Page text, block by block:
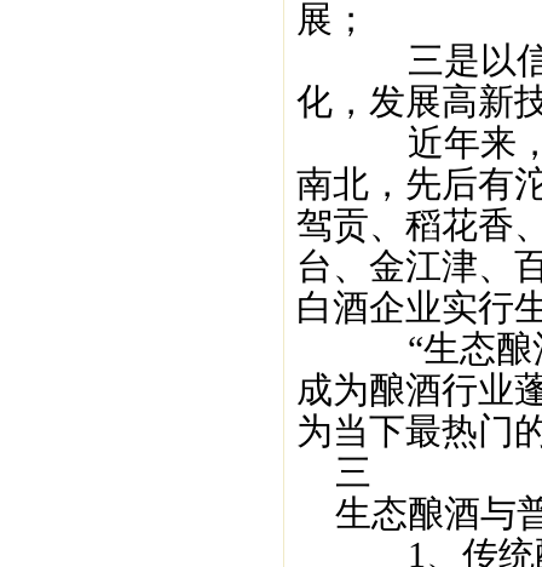
展；
三是以信息
化，发展高新
近年来，生
南北，先后有
驾贡、稻花香
台、金江津、
白酒企业实行
“生态酿酒”
成为酿酒行业
为当下最热门
三
生态酿酒与
1、传统